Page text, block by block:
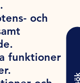
och
funktioner